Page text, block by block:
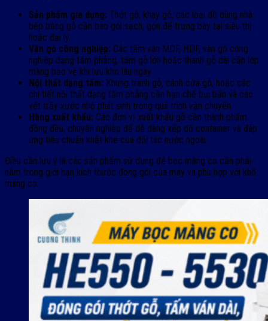
Sản phẩm gia dụng: Thớt gỗ, khay gỗ, các loại đồ dùng nhà
bếp bằng gỗ cần bao gói sạch, gọn để trưng bày tại siêu thị
hoặc đại lý.
Ván gỗ công nghiệp: Các tấm ván MDF, HDF, ván gỗ công
nghiệp dạng tấm phẳng, tấm gỗ lớn hoặc thanh gỗ dài cần lớp
màng bảo vệ khi lưu kho lâu ngày.
Nội thất dạng tấm: Khung tranh gỗ, cánh cửa gỗ, hoặc các
chi tiết nội thất dạng tấm phẳng cần hạn chế bụi bẩn và các
vết trầy xước nhỏ phát sinh trong quá trình vận chuyển.
Hàng xuất khẩu: Các đơn vị xuất khẩu gỗ cần thành phẩm
đồng đều, chuyên nghiệp để dễ dàng xếp dỡ container và đáp
ứng tiêu chuẩn khắt khe của đối tác nước ngoài.
Điều cần lưu ý là các sản phẩm sử dụng để bọc màng co cần phải
nằm trong giới hạn kích thước đóng gói của máy và phù hợp với khổ
màng co.